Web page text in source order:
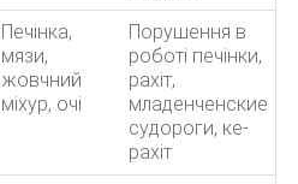
Печінка,
мязи,
жовчний
міхур, очі
Порушення в
роботі печінки,
рахіт,
младенченские
судороги, ке-
рахіт